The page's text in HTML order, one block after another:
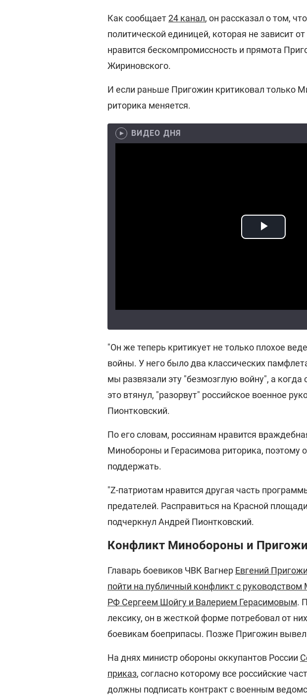
Как сообщает24 канал, он рассказал о том,
политической единицей, которая не зависит
нравится бескомпромиссность и прямота
Жириновского.
И если раньше Пригожин критиковал только
риторика меняется.
ВИДЕО ДНЯ
"Он же теперь критикует не только плохое
войны. У него было два классических
мы развязали эту "безмозглую войну", а когда
это втянул, "разорвут" российское военное
Пионтковский.
По его словам, россиянам нравится
Минобороны и Герасимова риторика, поэтому
поддержать.
"Z-патриотам нравится другая часть
предателей. Расправиться на Красной
подчеркнул Андрей Пионтковский.
Конфликт Минобороны и
Главарь боевиков ЧВК Вагнер Евгений
пойти на публичный конфликт с
РФ Сергеем Шойгу и Валерием Герасимовым.
лексику, он в жесткой форме потребовал от
боевикам боеприпасы. Позже Пригожин вывел
На днях министр обороны оккупантов России
приказ, согласно которому все российские
должны подписать контракт с военным